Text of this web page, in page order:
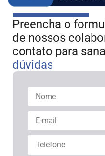
Preencha o
de nossos
contato para
dúvidas